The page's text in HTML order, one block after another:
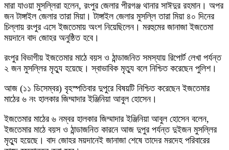
মারা যাওয়া মুসল্লিরা হলেন, রংপুর জেলার পীরগঞ্জ থানার সাঈদুর রহমান। অপর
জন টাঙ্গাইল জেলার তারা মিয়া। টাঙ্গাইল জেলার মুসল্লি তারা মিয়া ৪০ দিনের
চিল্লায় রংপুর এসে ইজতেমায় অংশ নিয়েছিলেন। মরহুমের জানাজা ইজতেমা
ময়দানে বাদ জোহর অনুষ্ঠিত হবে।
রংপুর বিভাগীয় ইজতেমার মাঠে বয়স ও ঠান্ডাজনিত সমস্যায় রিপোর্ট লেখা পর্যন্ত
২ জন মুসল্লির মৃত্যু হয়েছে। স্বাভাবিক মৃত্যু বলে নিশ্চিত করেছেন পুলিশ।
আজ (১১ ডিসেম্বর) বৃহস্পতিবার দুপুরে বিষয়টি নিশ্চিত করেছেন ইজতেমার
মাঠের ৬ নং হালকার জিম্মাদার ইঞ্জিনিয়া আবুল হোসেন।
ইজতেমার মাঠের ৬ নম্বর হালকার জিম্মাদার ইঞ্জিনিয়া আবুল হোসেন বলেন,
ইজতেমার মাঠে বয়স ও ঠান্ডাজনিত কারনে আজ দুপুর পর্যন্ত দুইজন মুসল্লির
মৃত্যু হয়েছে। বাদ জোহর ময়দানেই জানাজা শেষে তাদের মরদেহ পরিবারের